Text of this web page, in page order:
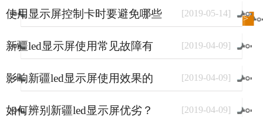
使用显示屏控制卡时要避免哪些
事情？
[2019-05-14]
新疆led显示屏使用常见故障有
哪些？
[2019-04-09]
影响新疆led显示屏使用效果的
因素有哪些？
[2019-04-09]
如何辨别新疆led显示屏优劣？ [2019-04-09]
进入新闻 频道>>